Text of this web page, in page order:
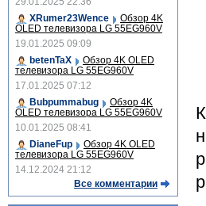
XRumer23Wence
Обзор 4K
OLED телевизора LG 55EG960V
19.01.2025 09:09
betenTaX
Обзор 4K OLED
телевизора LG 55EG960V
17.01.2025 07:12
Bubpummabug
Обзор 4K
OLED телевизора LG 55EG960V
10.01.2025 08:41
DianeFup
Обзор 4K OLED
телевизора LG 55EG960V
14.12.2024 21:12
Все комментарии